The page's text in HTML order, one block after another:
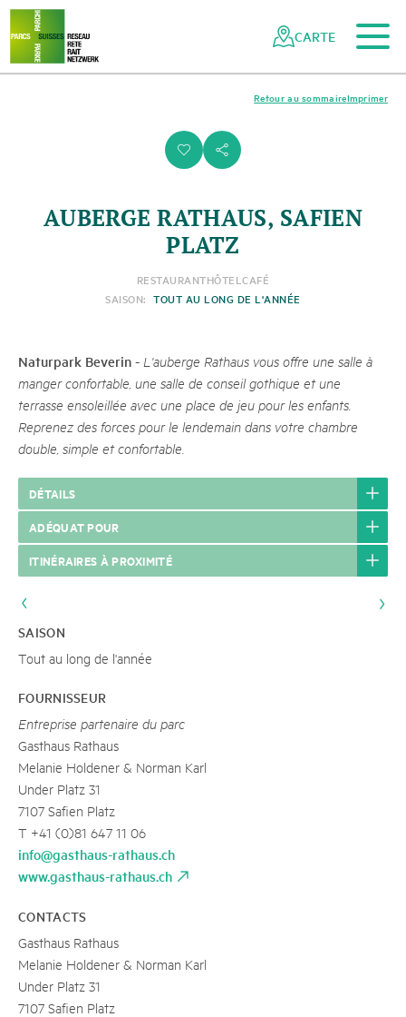
Naviguer
dans
réseau
Navigation
rapide
Vers le contenu principal
Vers la navigation mobile
Vers la recherche
Vers la zone des pieds
Vers le plan du site
CARTE
i s
Imprimer
Retour au sommaire
AUBERGE RATHAUS, SAFIEN
PLATZ
RESTAURANTHÔTELCAFÉ
SAISON: TOUT AU LONG DE L'ANNÉE
Naturpark Beverin - L'auberge Rathaus vous offre une salle à
manger confortable, une salle de conseil gothique et une
terrasse ensoleillée avec une place de jeu pour les enfants.
Reprenez des forces pour le lendemain dans votre chambre
double, simple et confortable.
DÉTAILS
ADÉQUAT POUR
ITINÉRAIRES À PROXIMITÉ
SAISON
Tout au long de l'année
FOURNISSEUR
Entreprise partenaire du parc
Gasthaus Rathaus
Melanie Holdener & Norman Karl
Under Platz 31
7107 Safien Platz
T +41 (0)81 647 11 06
info@gasthaus-rathaus.ch
www.gasthaus-rathaus.ch
CONTACTS
Gasthaus Rathaus
Melanie Holdener & Norman Karl
Under Platz 31
7107 Safien Platz